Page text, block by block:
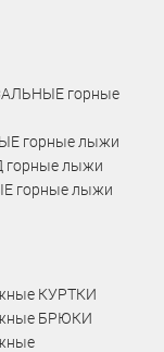
горные
горные лыжи
лыжи
горные лыжи
КУРТКИ
БРЮКИ